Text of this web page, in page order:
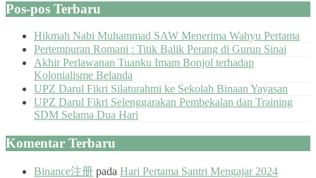
Pos-pos Terbaru
Hikmah Nabi Muhammad SAW Menerima Wahyu Pertama
Pertempuran Romani : Titik Balik Perang di Gurun Sinai
Akhir Perlawanan Tuanku Imam Bonjol terhadap
Kolonialisme Belanda
UPZ Darul Fikri Silaturahmi ke Sekolah Binaan Yayasan
UPZ Darul Fikri Selenggarakan Pembekalan dan Training
SDM Selama Dua Hari
Komentar Terbaru
Binance注册 pada Hari Pertama Santri Mengajar 2024